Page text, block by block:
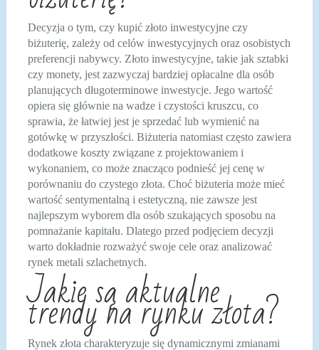
Decyzja o tym, czy kupić złoto inwestycyjne czy
biżuterię, zależy od celów inwestycyjnych oraz osobistych
preferencji nabywcy. Złoto inwestycyjne, takie jak sztabki
czy monety, jest zazwyczaj bardziej opłacalne dla osób
planujących długoterminowe inwestycje. Jego wartość
opiera się głównie na wadze i czystości kruszcu, co
sprawia, że łatwiej jest je sprzedać lub wymienić na
gotówkę w przyszłości. Biżuteria natomiast często zawiera
dodatkowe koszty związane z projektowaniem i
wykonaniem, co może znacząco podnieść jej cenę w
porównaniu do czystego złota. Choć biżuteria może mieć
wartość sentymentalną i estetyczną, nie zawsze jest
najlepszym wyborem dla osób szukających sposobu na
pomnażanie kapitału. Dlatego przed podjęciem decyzji
warto dokładnie rozważyć swoje cele oraz analizować
rynek metali szlachetnych.
Jakie są aktualne
trendy na rynku złota?
Rynek złota charakteryzuje się dynamicznymi zmianami